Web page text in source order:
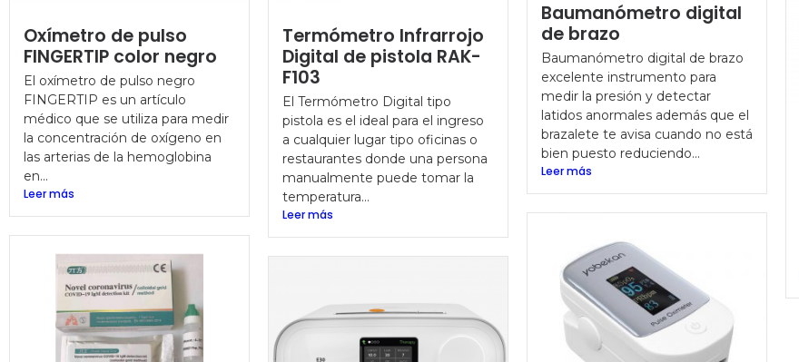
Baumanómetro digital
de brazo
Baumanómetro digital de brazo
excelente instrumento para
medir la presión y detectar
latidos anormales además que el
brazalete te avisa cuando no está
bien puesto reduciendo...
Leer más
Oxímetro de pulso
FINGERTIP color negro
El oxímetro de pulso negro
FINGERTIP es un artículo
médico que se utiliza para medir
la concentración de oxígeno en
las arterias de la hemoglobina
en...
Leer más
Termómetro Infrarrojo
Digital de pistola RAK-
F103
El Termómetro Digital tipo
pistola es el ideal para el ingreso
a cualquier lugar tipo oficinas o
restaurantes donde una persona
manualmente puede tomar la
temperatura...
Leer más